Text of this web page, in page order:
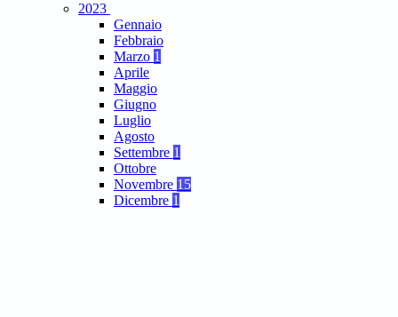
2023
Gennaio
Febbraio
Marzo 1
Aprile
Maggio
Giugno
Luglio
Agosto
Settembre 1
Ottobre
Novembre 15
Dicembre 1